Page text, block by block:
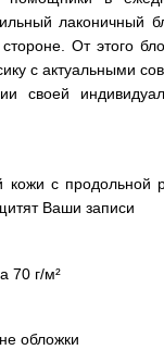
лаконичный
От этого
с актуальными
своей
кожи с продольной
Ваши записи
70 г/м²
обложки